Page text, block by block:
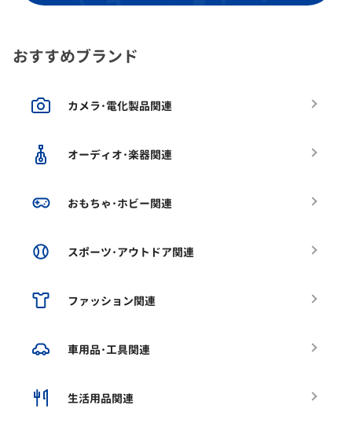
おすすめブランド
カメラ･電化製品関連
オーディオ･楽器関連
おもちゃ･ホビー関連
スポーツ･アウトドア関連
ファッション関連
車用品･工具関連
生活用品関連